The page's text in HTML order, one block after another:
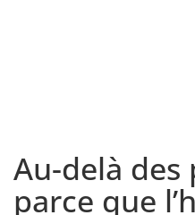
Au-delà
parce que